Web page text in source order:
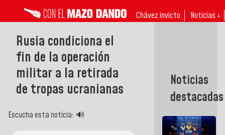
Chávez invicto Noticias ↓
Rusia condiciona el
fin de la operación
militar a la retirada
de tropas ucranianas
Escucha esta noticia: 🔊
Noticias
destacadas